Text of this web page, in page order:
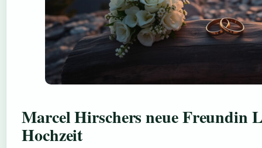
Marcel Hirschers neue Freundin
Hochzeit